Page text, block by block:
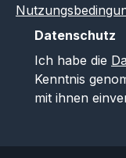
Datenschutz
Ich habe die
Kenntnis
mit ihnen